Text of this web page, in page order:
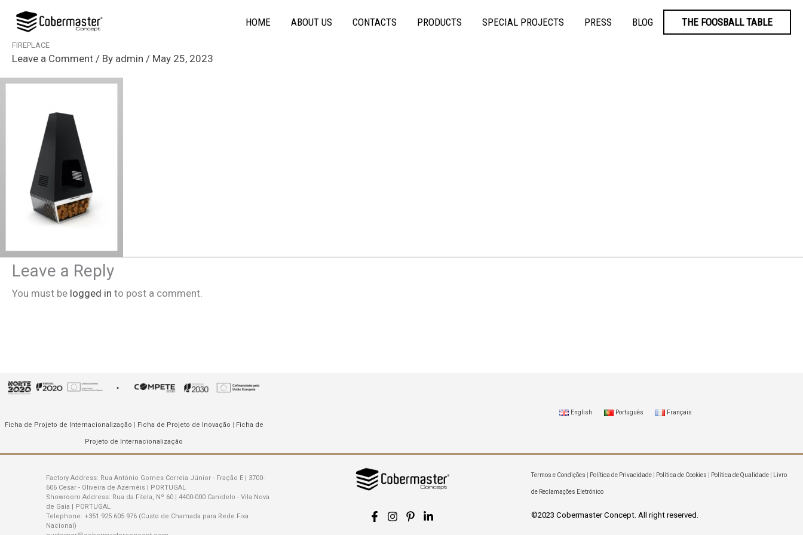
content
HOME ABOUT US CONTACTS PRODUCTS SPECIAL PROJECTS PRESS BLOG THE FOOSBALL TABLE
FIREPLACE
Leave a Comment / By admin / May 25, 2023
Leave a Reply
You must be logged in to post a comment.
Ficha de Projeto de Internacionalização | Ficha de Projeto de Inovação | Ficha de
Projeto de Internacionalização
English Português Français
Factory Address: Rua António Gomes Correia Júnior - Fração E | 3700-
606 Cesar - Oliveira de Azeméis | PORTUGAL
Showroom Address: Rua da Fitela, Nº 60 | 4400-000 Canidelo - Vila Nova
de Gaia | PORTUGAL
Telephone: +351 925 605 976 (Custo de Chamada para Rede Fixa
Nacional)
Termos e Condições Política de Privacidade Política de Cookies Política de Qualidade Livro
de Reclamações Eletrónico
©2023 Cobermaster Concept. All right reserved.